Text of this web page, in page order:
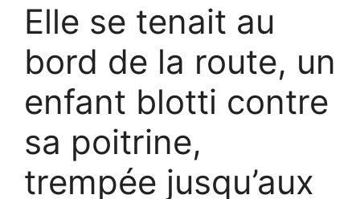
Elle se tenait au
bord de la route, un
enfant blotti contre
sa poitrine,
trempée jusqu’aux